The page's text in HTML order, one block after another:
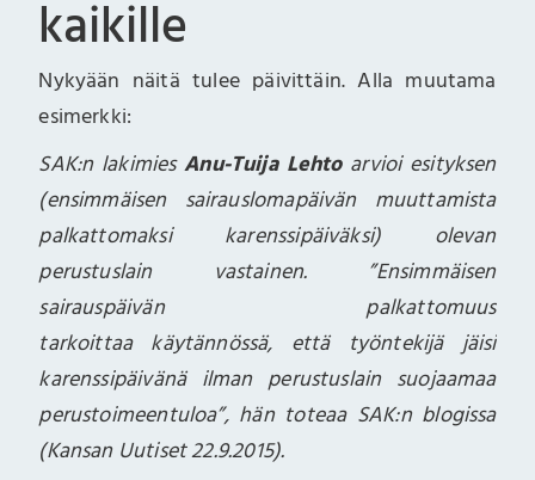
kaikille
Nykyään näitä tulee päivittäin. Alla muutama
esimerkki:
SAK:n lakimiesAnu-Tuija Lehtoarvioi esityksen
(ensimmäisen sairauslomapäivän muuttamista
palkattomaksi karenssipäiväksi) olevan
perustuslain vastainen. ”Ensimmäisen
sairauspäivän palkattomuus
tarkoittaa käytännössä, että työntekijä jäisi
karenssipäivänä ilman perustuslain suojaamaa
perustoimeentuloa”, hän toteaa SAK:n blogissa
(Kansan Uutiset 22.9.2015).